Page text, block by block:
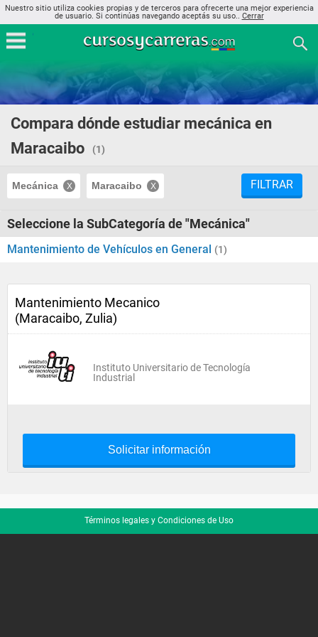
Nuestro sitio utiliza cookies propias y de terceros para ofrecerte una mejor experiencia
de usuario. Si continúas navegando aceptás su uso.. Cerrar
Compara dónde estudiar mecánica en
Maracaibo
(1)
Mecánica Maracaibo FILTRAR
Seleccione la SubCategoría de "Mecánica"
Mantenimiento de Vehículos en General (1)
Mantenimiento Mecanico
(Maracaibo, Zulia)
Instituto Universitario de Tecnología
Industrial
Solicitar información
Términos legales y Condiciones de Uso